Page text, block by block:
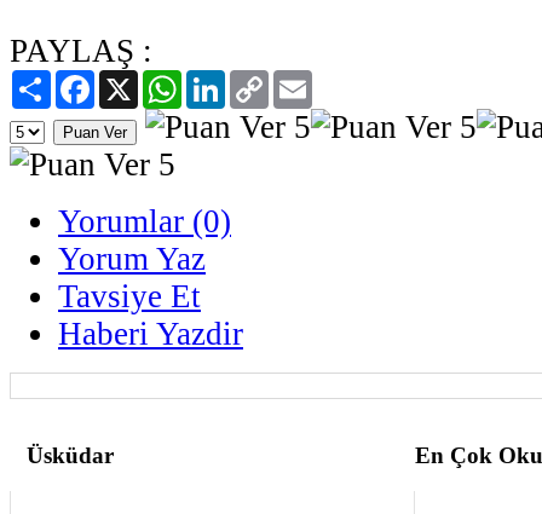
PAYLAŞ :
PaylaşFacebook
X WhatsAppLinkedIn
Copy
Link
Yorumlar (0)
Yorum Yaz
Tavsiye Et
Haberi Yazdir
Üsküdar En Çok